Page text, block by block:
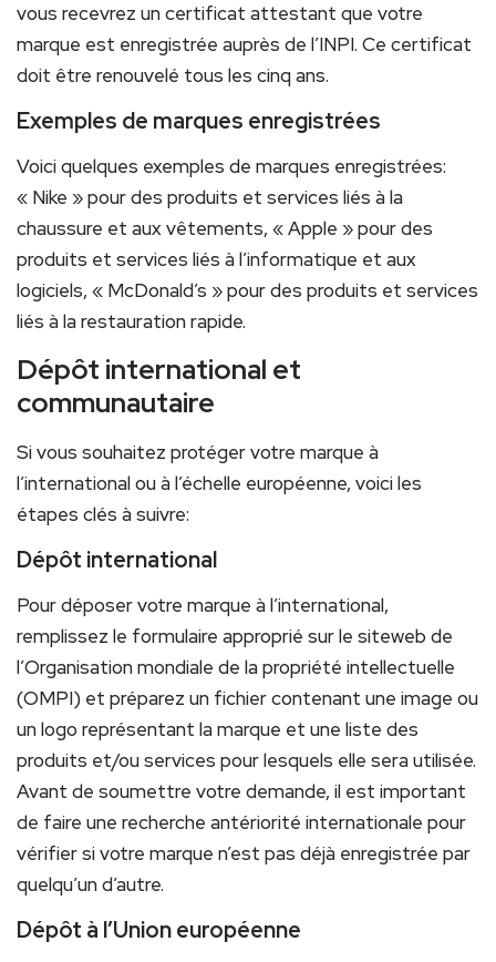
vous recevrez un certificat attestant que votre
marque est enregistrée auprès de l’INPI. Ce certificat
doit être renouvelé tous les cinq ans.
Exemples de marques enregistrées
Voici quelques exemples de marques enregistrées:
« Nike » pour des produits et services liés à la
chaussure et aux vêtements, « Apple » pour des
produits et services liés à l’informatique et aux
logiciels, « McDonald’s » pour des produits et services
liés à la restauration rapide.
Dépôt international et
communautaire
Si vous souhaitez protéger votre marque à
l’international ou à l’échelle européenne, voici les
étapes clés à suivre:
Dépôt international
Pour déposer votre marque à l’international,
remplissez le formulaire approprié sur le siteweb de
l’Organisation mondiale de la propriété intellectuelle
(OMPI) et préparez un fichier contenant une image ou
un logo représentant la marque et une liste des
produits et/ou services pour lesquels elle sera utilisée.
Avant de soumettre votre demande, il est important
de faire une recherche antériorité internationale pour
vérifier si votre marque n’est pas déjà enregistrée par
quelqu’un d’autre.
Dépôt à l’Union européenne